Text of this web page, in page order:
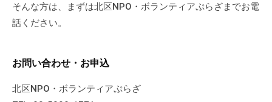
そんな方は、まずは北区NPO・ボランティアぷらざまでお電
話ください。
お問い合わせ・お申込
北区NPO・ボランティアぷらざ